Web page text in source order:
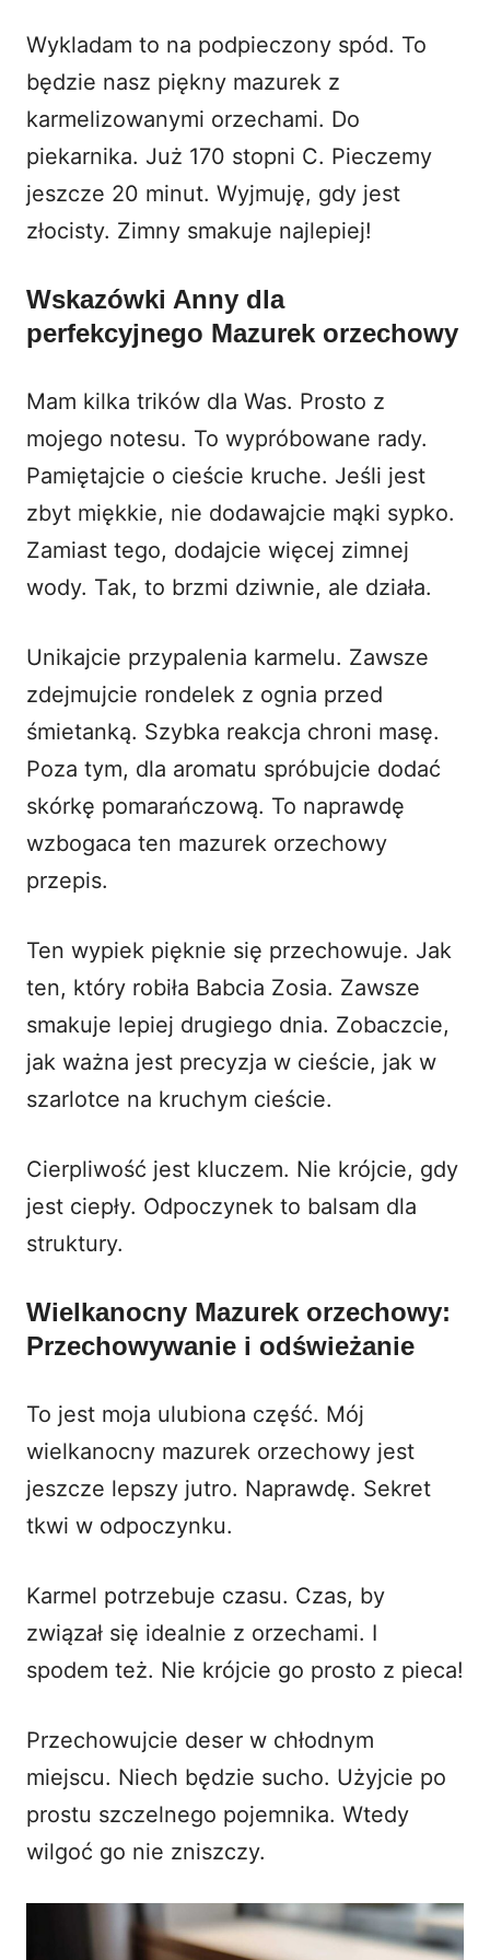
Wykladam to na podpieczony spód. To
będzie nasz piękny mazurek z
karmelizowanymi orzechami. Do
piekarnika. Już 170 stopni C. Pieczemy
jeszcze 20 minut. Wyjmuję, gdy jest
złocisty. Zimny smakuje najlepiej!
Wskazówki Anny dla
perfekcyjnego Mazurek orzechowy
Mam kilka trików dla Was. Prosto z
mojego notesu. To wypróbowane rady.
Pamiętajcie o cieście kruche. Jeśli jest
zbyt miękkie, nie dodawajcie mąki sypko.
Zamiast tego, dodajcie więcej zimnej
wody. Tak, to brzmi dziwnie, ale działa.
Unikajcie przypalenia karmelu. Zawsze
zdejmujcie rondelek z ognia przed
śmietanką. Szybka reakcja chroni masę.
Poza tym, dla aromatu spróbujcie dodać
skórkę pomarańczową. To naprawdę
wzbogaca ten mazurek orzechowy
przepis.
Ten wypiek pięknie się przechowuje. Jak
ten, który robiła Babcia Zosia. Zawsze
smakuje lepiej drugiego dnia. Zobaczcie,
jak ważna jest precyzja w cieście, jak w
szarlotce na kruchym cieście.
Cierpliwość jest kluczem. Nie krójcie, gdy
jest ciepły. Odpoczynek to balsam dla
struktury.
Wielkanocny Mazurek orzechowy:
Przechowywanie i odświeżanie
To jest moja ulubiona część. Mój
wielkanocny mazurek orzechowy jest
jeszcze lepszy jutro. Naprawdę. Sekret
tkwi w odpoczynku.
Karmel potrzebuje czasu. Czas, by
związał się idealnie z orzechami. I
spodem też. Nie krójcie go prosto z pieca!
Przechowujcie deser w chłodnym
miejscu. Niech będzie sucho. Użyjcie po
prostu szczelnego pojemnika. Wtedy
wilgoć go nie zniszczy.